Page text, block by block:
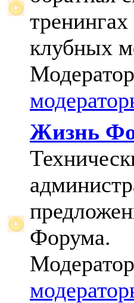
клубных
Жизнь
Форума.